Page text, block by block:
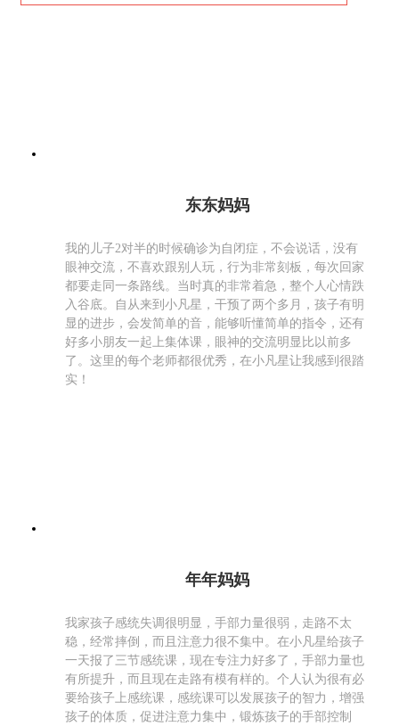
东东妈妈
我的儿子2对半的时候确诊为自闭症，不会说话，没有
眼神交流，不喜欢跟别人玩，行为非常刻板，每次回家
都要走同一条路线。当时真的非常着急，整个人心情跌
入谷底。自从来到小凡星，干预了两个多月，孩子有明
显的进步，会发简单的音，能够听懂简单的指令，还有
好多小朋友一起上集体课，眼神的交流明显比以前多
了。这里的每个老师都很优秀，在小凡星让我感到很踏
实！
年年妈妈
我家孩子感统失调很明显，手部力量很弱，走路不太
稳，经常摔倒，而且注意力很不集中。在小凡星给孩子
一天报了三节感统课，现在专注力好多了，手部力量也
有所提升，而且现在走路有模有样的。个人认为很有必
要给孩子上感统课，感统课可以发展孩子的智力，增强
孩子的体质，促进注意力集中，锻炼孩子的手部控制